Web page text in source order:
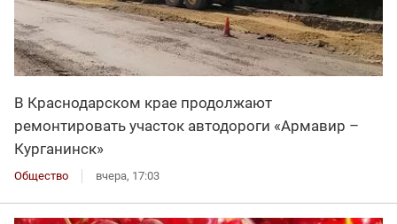
В Краснодарском крае продолжают
ремонтировать участок автодороги «Армавир –
Курганинск»
Общество вчера, 17:03